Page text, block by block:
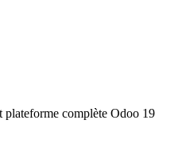
plateforme complète Odoo 19